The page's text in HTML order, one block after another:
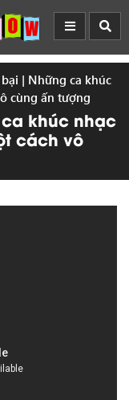
| Những ca khúc
cùng ấn tượng
khúc nhạc
cách vô